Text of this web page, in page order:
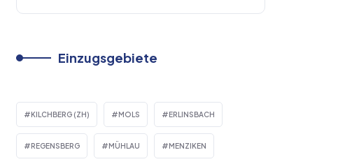
Einzugsgebiete
KILCHBERG (ZH) MOLS ERLINSBACH
REGENSBERG MÜHLAU MENZIKEN